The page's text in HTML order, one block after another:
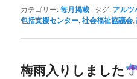
カテゴリー:毎月掲載 | タグ: アル
包括支援センター,社会福祉協議会,
梅雨入りしました